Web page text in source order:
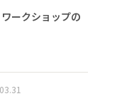
ークショップの